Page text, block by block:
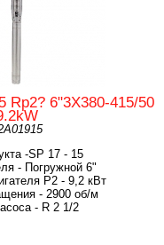
Rp2? 6"3X380-415/50
-SP 17 - 15
- Погружной 6"
Р2 - 9,2 кВт
- 2900 об/м
- R 2 1/2